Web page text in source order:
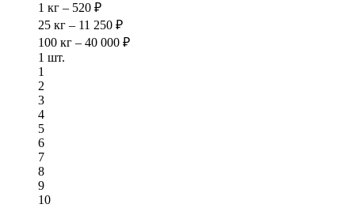
1 кг – 520 ₽
25 кг – 11 250 ₽
100 кг – 40 000 ₽
1 шт.
1
2
3
4
5
6
7
8
9
10